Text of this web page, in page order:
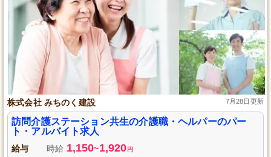
株式会社 みちのく建設 7月28日更新
訪問介護ステーション共生の介護職・ヘルパーのパー
ト・アルバイト求人
給与 時給 1,150~1,920 円